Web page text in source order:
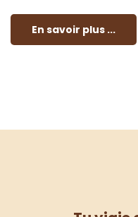
En savoir plus ...